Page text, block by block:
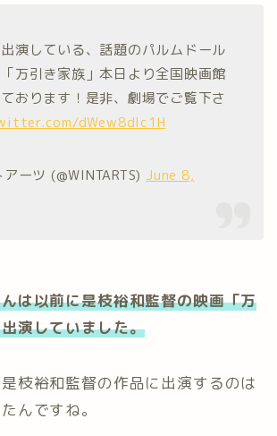
演している、話題のパルムドール
万引き家族」本日より全国映画館
おります！是非、劇場でご覧下さ
dWew8dlc1H
ーツ (@WINTARTS) June 8,
は以前に是枝裕和監督の映画「万
演していました。
枝裕和監督の作品に出演するのは
んですね。